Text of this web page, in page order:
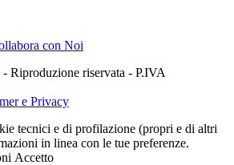
con Noi
Riproduzione riservata - P.IVA
e Privacy
tecnici e di profilazione (propri e di altri
in linea con le tue preferenze.
Accetto